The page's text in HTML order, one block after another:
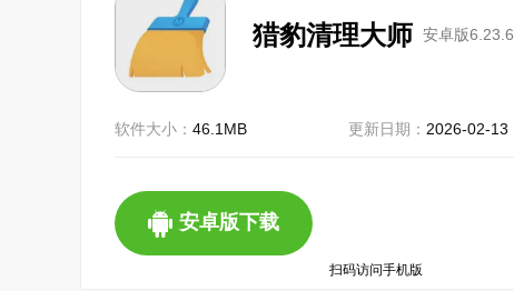
猎豹清理大师 安卓版6.23.6
软件大小： 46.1MB 更新日期： 2026-02-13
安卓版下载
扫码访问手机版